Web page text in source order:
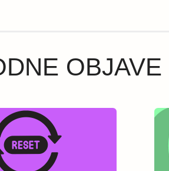
OBJAVE